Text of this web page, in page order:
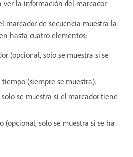
ver la información del marcador.
marcador de secuencia muestra la
hasta cuatro elementos:
(opcional, solo se muestra si se
(siempre se muestra).
se muestra si el marcador tiene
(opcional, solo se muestra si se ha